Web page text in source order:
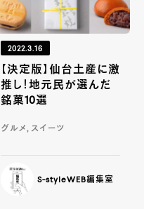
2022.3.16
【決定版】仙台土産に激
推し！地元民が選んだ
銘菓10選
グルメ, スイーツ
S-styleWEB編集室